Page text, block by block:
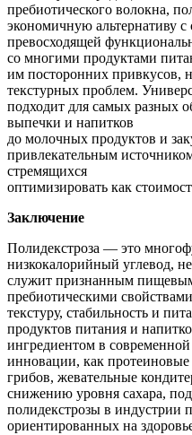
пребиотического волокна,
экономичную альтернативу
превосходящей
со многими продуктами
им посторонних привкусов,
текстурных проблем.
подходит для самых разных
выпечки и напитков
до молочных продуктов и
привлекательным
стремящихся
оптимизировать как
Заключение
Полидекстроза — это
низкокалорийный углевод,
служит признанным
пребиотическими
текстуру, стабильность и
продуктов питания и
ингредиентом в
инновации, как
грибов, жевательные
снижению уровня сахара,
полидекстрозы в индустрии
ориентированных на